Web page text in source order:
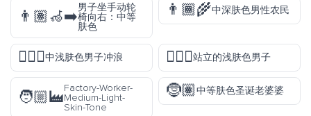
👨🏽‍🦽‍➡️
男子坐手动轮
椅向右：中等
肤色
👨🏾‍🌾中深肤色男性农民
🏄🏼‍♂️中浅肤色男子冲浪 🧍🏻‍♂️站立的浅肤色男子
🧑🏼‍🏭
Factory-Worker-
Medium-Light-
Skin-Tone
🤶🏽中等肤色圣诞老婆婆